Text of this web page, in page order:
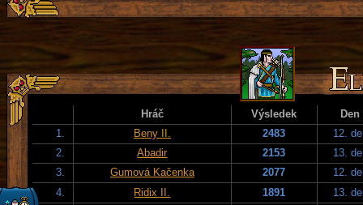
Hráč Výsledek
Den
1.
Beny II. 2483
12.
2.
Abadir 2153
13.
3.
Gumová Kačenka 2077
12.
4.
Ridix II. 1891
13.